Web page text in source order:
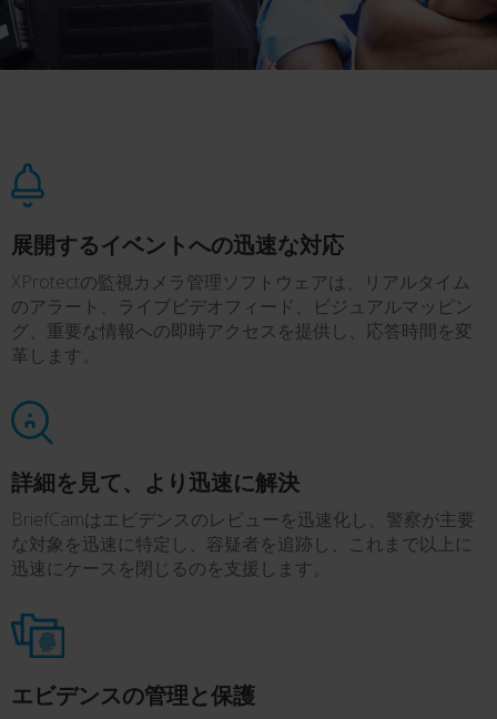
展開するイベントへの迅速な対応
XProtectの監視カメラ管理ソフトウェアは、リアルタイム
のアラート、ライブビデオフィード、ビジュアルマッピン
グ、重要な情報への即時アクセスを提供し、応答時間を変
革します。
詳細を見て、より迅速に解決
BriefCamはエビデンスのレビューを迅速化し、警察が主要
な対象を迅速に特定し、容疑者を追跡し、これまで以上に
迅速にケースを閉じるのを支援します。
エビデンスの管理と保護